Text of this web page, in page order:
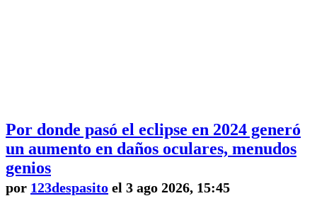
Por donde pasó el eclipse en 2024 generó
un aumento en daños oculares, menudos
genios
por 123despasito el 3 ago 2026, 15:45